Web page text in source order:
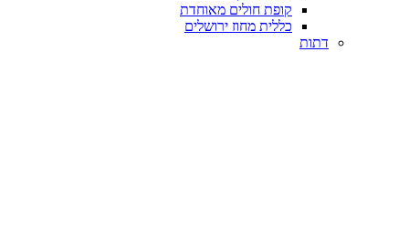
קופת חולים מאוחדת
כללית מחוז ירושלים
דתות